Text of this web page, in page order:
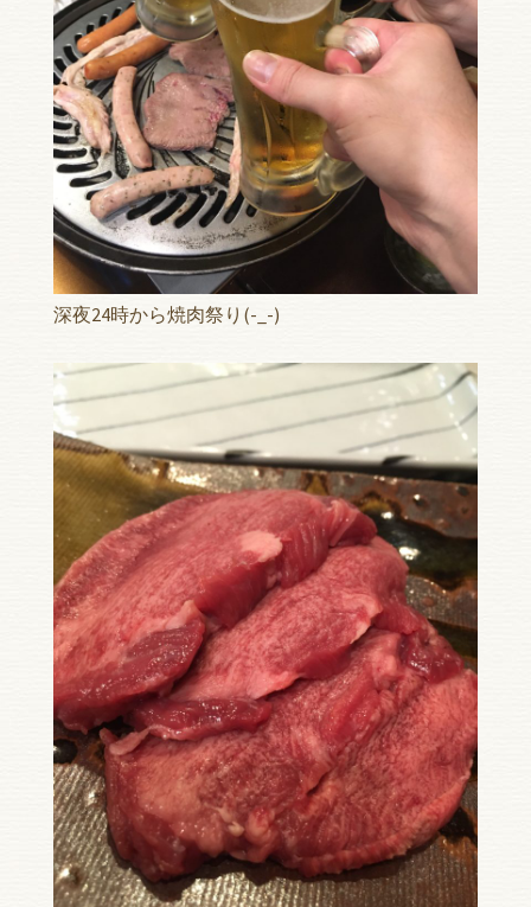
深夜24時から焼肉祭り(-_-)